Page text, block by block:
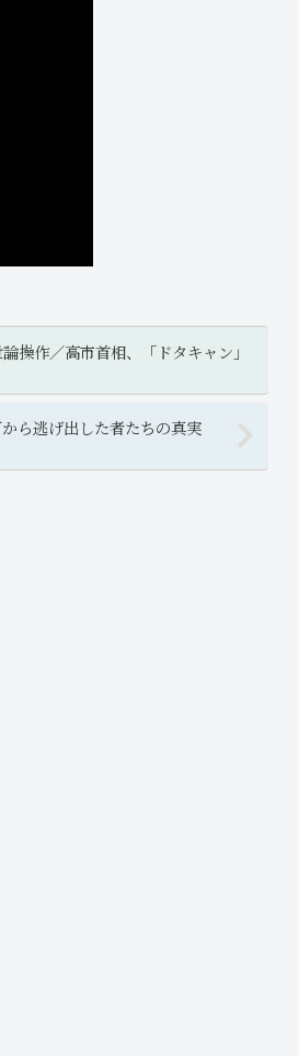
操作／高市首相、「ドタキャン」
ら逃げ出した者たちの真実